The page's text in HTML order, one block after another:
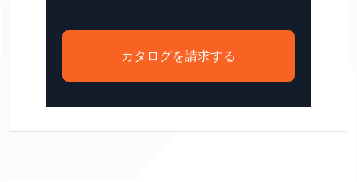
カタログを請求する